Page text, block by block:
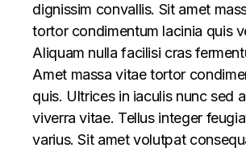
dignissim convallis. Sit amet
tortor condimentum lacinia quis
Aliquam nulla facilisi cras
Amet massa vitae tortor
quis. Ultrices in iaculis nunc sed
viverra vitae. Tellus integer
varius. Sit amet volutpat